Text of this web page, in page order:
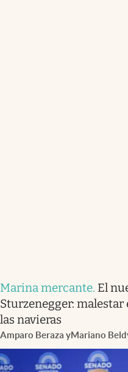
Marina mercante. El
Sturzenegger: malestar
las navieras
Amparo Beraza yMariano